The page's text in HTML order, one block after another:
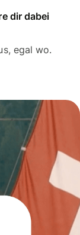
dir dabei
egal wo.